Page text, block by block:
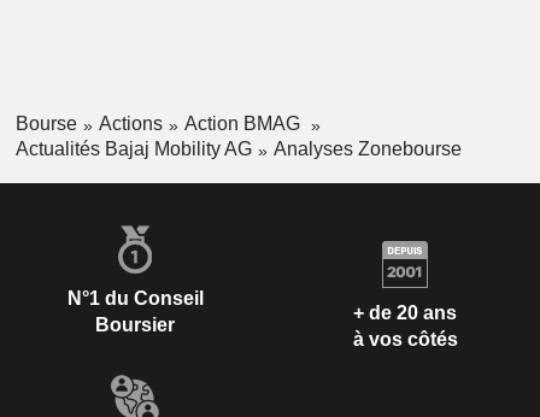
Bourse Actions
Action BMAG
Actualités Bajaj Mobility AG
Analyses Zonebourse
N°1 du Conseil
Boursier
+ de 20 ans
à vos côtés